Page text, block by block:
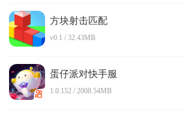
方块射击匹配
v0.1 / 32.43MB
蛋仔派对快手服
1.0.152 / 2008.54MB